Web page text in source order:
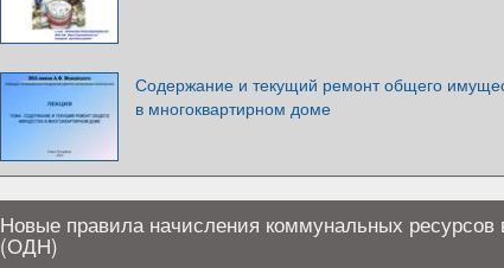
Содержание и текущий ремонт общего
в многоквартирном доме
Новые правила начисления коммунальных
(ОДН)